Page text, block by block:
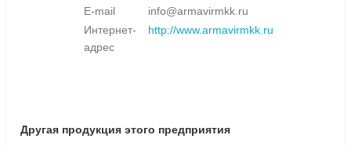
E-mail
info@armavirmkk.ru
Интернет-
адрес
http://www.armavirmkk.ru
Другая продукция этого предприятия